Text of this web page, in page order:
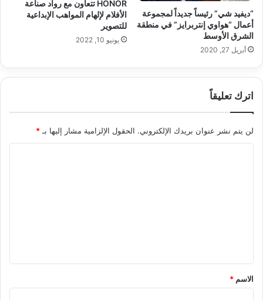
“ديفيد شي” رئيساً جديداً لمجموعة
أعمال “هواوي إنتربرايز” في منطقة
الشرق الأوسط
أبريل 27, 2020
HONOR تتعاون مع رواد صناعة
الأفلام لإلهام المواهب الإبداعية
للتصوير
يونيو 10, 2022
اترك تعليقاً
لن يتم نشر عنوان بريدك الإلكتروني. الحقول الإلزامية مشار إليها بـ *
*
الاسم *